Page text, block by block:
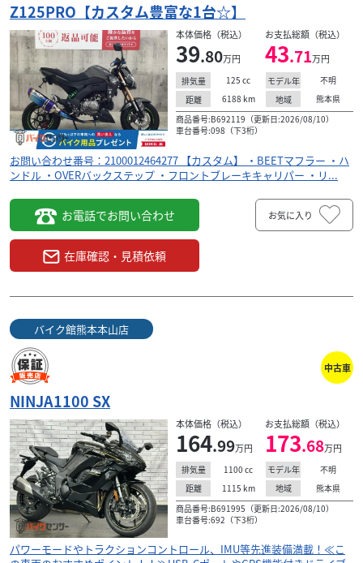
GSX250R ABS【在庫有り】 （ブラック/ホワイト）
本体価格:56.98万円 （税込）
大正8年自転車店として創業、地域密着型のお店を目指し
て。 現在は50cc～250ccバイクを中心に各種取り揃えてい
ます。 もちろんスポーツバイク、自...
GSX400インパルス GK79A最終型 ビキニカウル
ヨ...
本体価格:110.00万円 （税込）
熊本市南区にある当店は、希少な旧車や2ストバイク、カス
タム車を豊富に取り扱うバイク専門店です。原付から大型
バイクまで幅広く対応し、他店購入車でも高価買取可...
Z125PRO【カスタム豊富な1台☆】
本体価格（税込）
39.80万円
お支払総額（税込）
43.71万円
排気量 125 cc モデル年
不明
距離
6188 km 地域
熊本県
商品番号:B692119（更新日:2026/08/10）
車台番号:098（下3桁）
お問い合わせ番号：2100012464277 【カスタム】 ・BEETマフラー ・ハ
ンドル ・OVERバックステップ ・フロントブレーキキャリパー ・リ...
お電話でお問い合わせ
在庫確認・見積依頼
お気に入り
バイク館熊本本山店
中古車
NINJA1100 SX
本体価格（税込）
164.99万円
お支払総額（税込）
173.68万円
排気量 1100 cc モデル年
不明
距離
1115 km 地域
熊本県
商品番号:B691995（更新日:2026/08/10）
車台番号:692（下3桁）
パワーモードやトラクションコントロール、IMU等先進装備満載！≪こ